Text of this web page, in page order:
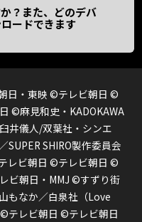
？また、どのデバ
ードできます
日・東映 ©テレビ朝日 ©
©麻見和史・KADOKAWA
井儀人/双葉社・シンエ
SHIRO製作委員会
レビ朝日 ©テレビ朝日 ©
ビ朝日・MMJ ©すずり街
もなか／白泉社（Love
テレビ朝日 ©テレビ朝日